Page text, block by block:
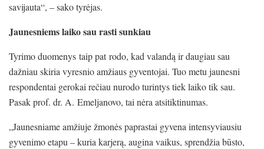
savijauta“, – sako tyrėjas.
Jaunesniems laiko sau rasti sunkiau
Tyrimo duomenys taip pat rodo, kad valandą ir daugiau sau
dažniau skiria vyresnio amžiaus gyventojai. Tuo metu jaunesni
respondentai gerokai rečiau nurodo turintys tiek laiko tik sau.
Pasak prof. dr. A. Emeljanovo, tai nėra atsitiktinumas.
„Jaunesniame amžiuje žmonės paprastai gyvena intensyviausiu
gyvenimo etapu – kuria karjerą, augina vaikus, sprendžia būsto,